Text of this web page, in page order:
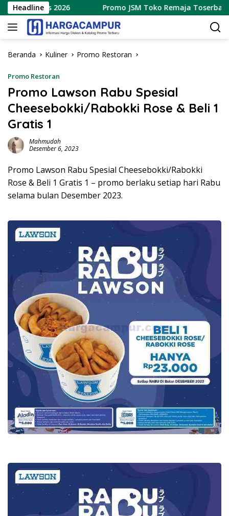
Langsung
ke
konten
Headline
2026 Promo JSM Toko Remaja Toserba
Beranda Kuliner Promo Restoran
Promo Restoran
Promo Lawson Rabu Spesial
Cheesebokki/Rabokki Rose & Beli 1
Gratis 1
Mahmudah
Desember 6, 2023
Promo Lawson Rabu Spesial Cheesebokki/Rabokki
Rose & Beli 1 Gratis 1 – promo berlaku setiap hari Rabu
selama bulan Desember 2023.